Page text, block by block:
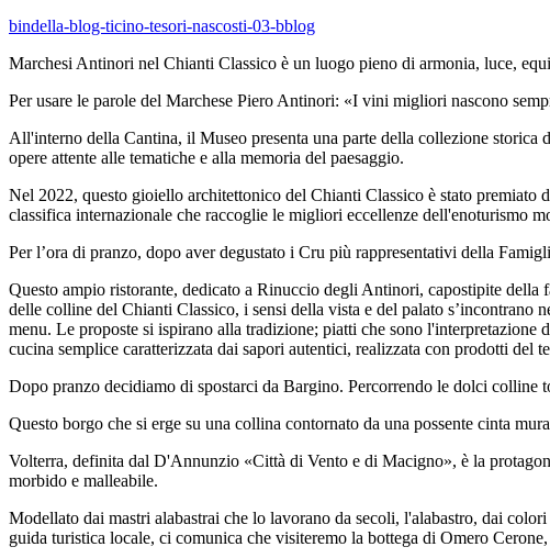
bindella-blog-ticino-tesori-nascosti-03-bblog
Marchesi Antinori nel Chianti Classico è un luogo pieno di armonia, luce,
Per usare le parole del Marchese Piero Antinori: «I vini migliori nascono
All'interno della Cantina, il Museo presenta una parte della collezione
opere attente alle tematiche e alla memoria del paesaggio.
Nel 2022, questo gioiello architettonico del Chianti Classico è stato
classifica internazionale che raccoglie le migliori eccellenze dell'enoturismo
Per l’ora di pranzo, dopo aver degustato i Cru più rappresentativi della
Questo ampio ristorante, dedicato a Rinuccio degli Antinori, capostipite
delle colline del Chianti Classico, i sensi della vista e del palato
menu. Le proposte si ispirano alla tradizione; piatti che sono
cucina semplice caratterizzata dai sapori autentici, realizzata con prodotti del
Dopo pranzo decidiamo di spostarci da Bargino. Percorrendo le dolci colline
Questo borgo che si erge su una collina contornato da una possente cinta
Volterra, definita dal D'Annunzio «Città di Vento e di Macigno», è la
morbido e malleabile.
Modellato dai mastri alabastrai che lo lavorano da secoli, l'alabastro, dai
guida turistica locale, ci comunica che visiteremo la bottega di Omero